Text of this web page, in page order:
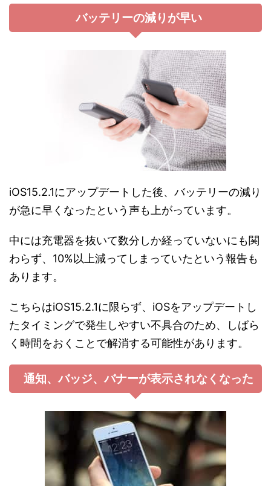
バッテリーの減りが早い
iOS15.2.1にアップデートした後、バッテリーの減り
が急に早くなったという声も上がっています。
中には充電器を抜いて数分しか経っていないにも関
わらず、10%以上減ってしまっていたという報告も
あります。
こちらはiOS15.2.1に限らず、iOSをアップデートし
たタイミングで発生しやすい不具合のため、しばら
く時間をおくことで解消する可能性があります。
通知、バッジ、バナーが表示されなくなった